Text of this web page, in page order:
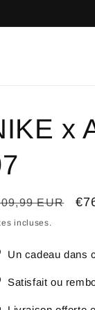
x
EUR
incluses.
Un cadeau dans
Satisfait ou